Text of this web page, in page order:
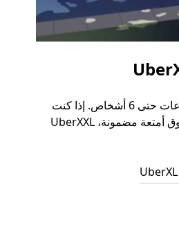
UberXL متاحة للمجموعات حتى 6 أشخاص. إذا كنت
بحاجة إلى مساحة صندوق أمتعة مضمونة، UberXXL